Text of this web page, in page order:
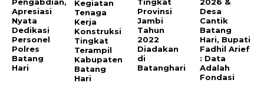
Apresiasi
Nyata
Dedikasi
Personel
Polres
Batang
Hari
Kegiatan
Tenaga
Kerja
Konstruksi
Tingkat
Terampil
Kabupaten
Batang
Hari
Provinsi
Jambi
Tahun
2022
Diadakan
di
Batanghari
Desa
Cantik
Batang
Hari, Bupati
Fadhil Arief
: Data
Adalah
Fondasi